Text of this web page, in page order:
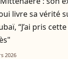
livre sa vérité
“J’ai pris
2026